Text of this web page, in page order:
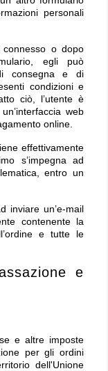
personali
connesso o dopo
egli può
consegna e di
condizioni e
ciò, l’utente è
web
online.
effettivamente
s’impegna ad
entro un
inviare un’e-mail
contenente la
e tutte le
e
e altre imposte
per gli ordini
dell'Unione